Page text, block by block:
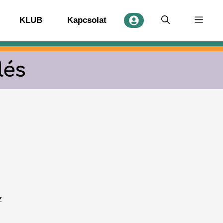
KLUB Kapcsolat